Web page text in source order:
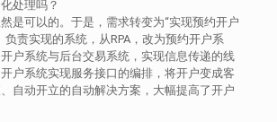
处理吗？
是可以的。于是，需求转变为“实现预约开户
负责实现的系统，从RPA，改为预约开户系
户系统与后台交易系统，实现信息传递的线
户系统实现服务接口的编排，将开户变成客
自动开立的自动解决方案，大幅提高了开户